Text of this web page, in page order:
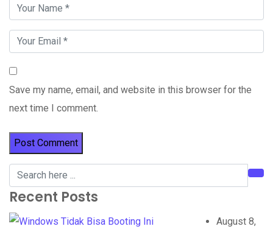
Save my name, email, and website in this browser for the
next time I comment.
Recent Posts
August 8,